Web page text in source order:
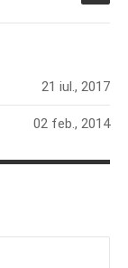
21 iul., 2017
02 feb., 2014